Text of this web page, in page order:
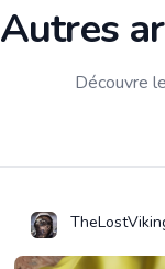
Autres
Découvre